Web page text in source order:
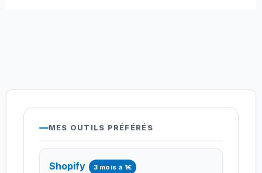
MES OUTILS PRÉFÉRÉS
Shopify 3 mois à 1€